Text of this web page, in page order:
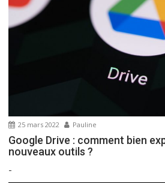
25 mars 2022 Pauline
Google Drive : comment bien
nouveaux outils ?
-